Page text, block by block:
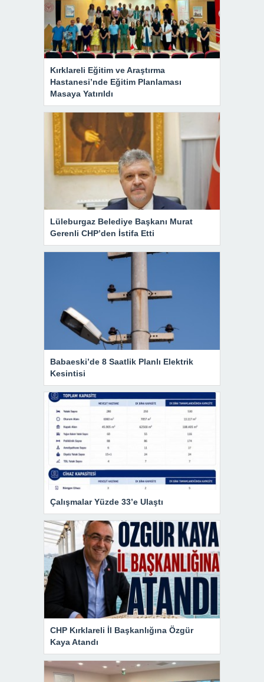
Kırklareli Eğitim ve Araştırma
Hastanesi’nde Eğitim Planlaması
Masaya Yatırıldı
Lüleburgaz Belediye Başkanı Murat
Gerenli CHP’den İstifa Etti
Babaeski’de 8 Saatlik Planlı Elektrik
Kesintisi
Çalışmalar Yüzde 33’e Ulaştı
CHP Kırklareli İl Başkanlığına Özgür
Kaya Atandı